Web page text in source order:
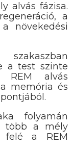
alvás fázisa.
a
növekedési
a test szinte
REM alvás
memória és
folyamán
több a mély
felé a REM